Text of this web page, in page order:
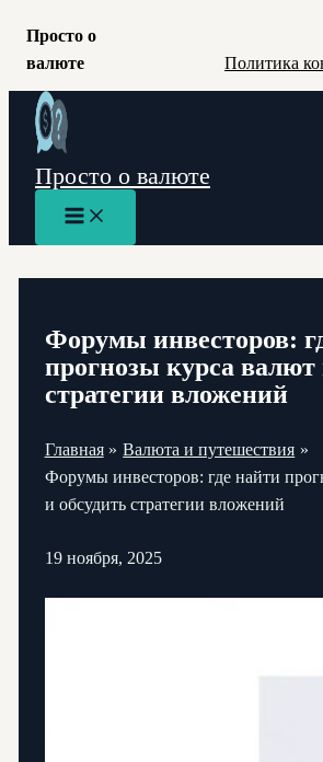
Просто о
валюте
Политика
Перейти
содержимому
Просто о валюте
Main
Menu
Форумы инвесторов:
прогнозы курса валют
стратегии вложений
Главная
Валюта и путешествия
Форумы инвесторов: где найти
и обсудить стратегии вложений
19 ноября, 2025